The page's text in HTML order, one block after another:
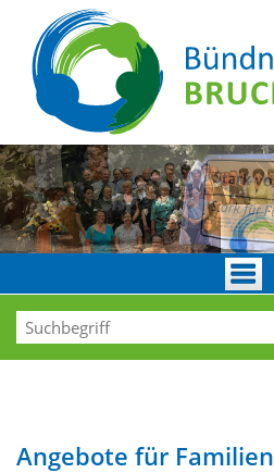
Angebote für Familien